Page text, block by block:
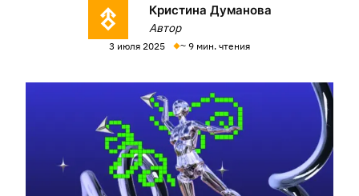
Кристина Думанова
Автор
3 июля 2025 ~ 9 мин. чтения